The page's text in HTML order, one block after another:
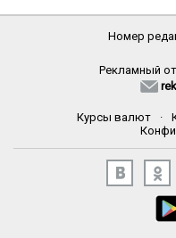
Номер
Рекламный
Курсы валют ·